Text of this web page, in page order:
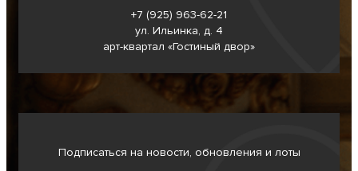
+7 (925) 963-62-21
ул. Ильинка, д. 4
арт-квартал «Гостиный двор»
Подписаться на новости, обновления и лоты